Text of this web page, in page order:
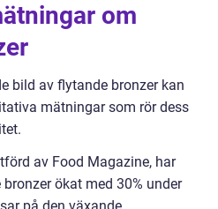
om
bild av flytande bronzer kan
mätningar som rör dess
av Food Magazine, har
ökat med 30% under